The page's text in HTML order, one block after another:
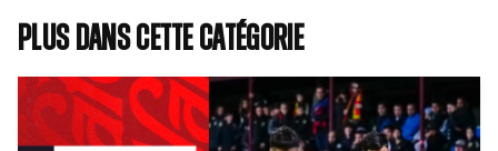
Plus dans cette catégorie